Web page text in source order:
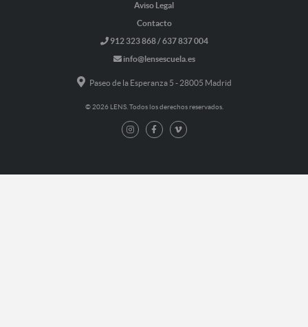
Aviso Legal
Contacto
912 323 868 / 637 837 004
info@lensescuela.es
Paseo de la Esperanza 5 - 28005 Madrid
© 2026 LENS. Todos los derechos reservados.